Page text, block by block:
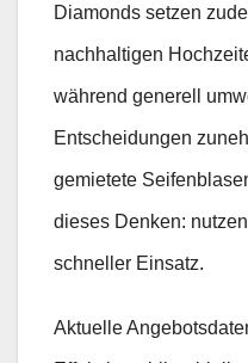
Diamonds setzen
nachhaltigen
während generell
Entscheidungen
gemietete
dieses Denken:
schneller Einsatz.
Aktuelle